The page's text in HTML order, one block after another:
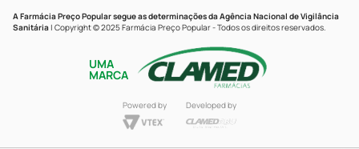
A Farmácia Preço Popular segue as determinações da Agência Nacional de Vigilância
Sanitária | Copyright © 2025 Farmácia Preço Popular - Todos os direitos reservados.
UMA
MARCA
Powered by Developed by